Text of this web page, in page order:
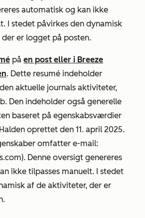
automatisk og kan ikke
I stedet påvirkes den dynamisk
er logget på posten.
på en post eller i Breeze
. Dette resumé indeholder
aktuelle journals aktiviteter,
Den indeholder også generelle
baseret på egenskabsværdier
oprettet den 11. april 2025.
omfatter e-mail:
Denne oversigt genereres
ikke tilpasses manuelt. I stedet
af de aktiviteter, der er